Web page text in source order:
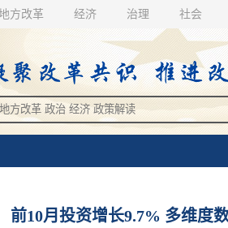
方改革 经济 治理 社会
前10月投资增长9.7% 多维度